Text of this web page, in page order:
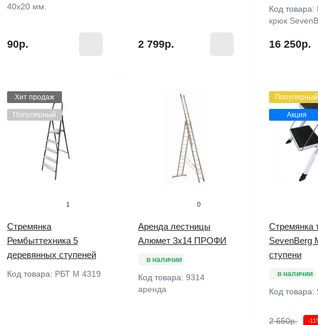
40х20 мм.
90р. 2 799р.
Код товара:
крюк
16 250р.
Хит продаж
Популярный
1
Стремянка
Рембыттехника 5
деревянных ступеней
Код товара: РБТ М 4319
0
Аренда лестницы
Алюмет 3х14 ПРОФИ
в наличии
Код товара: 9314
аренда
Популярный
Акция
Стремянка
SevenBerg
ступени
в наличии
Код товара:
2 650р. -